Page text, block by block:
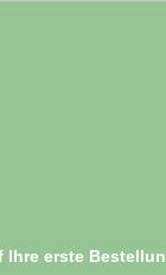
Ihre erste